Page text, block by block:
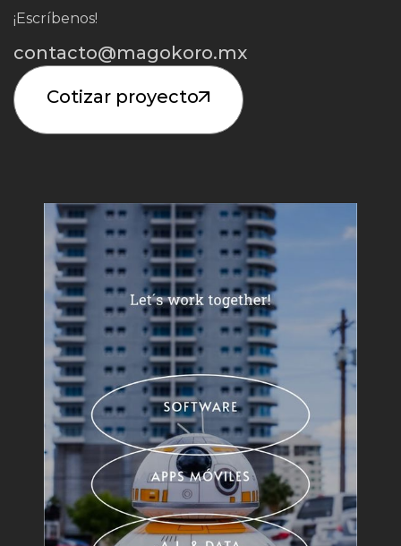
¡Escríbenos!
contacto@magokoro.mx
Cotizar proyecto